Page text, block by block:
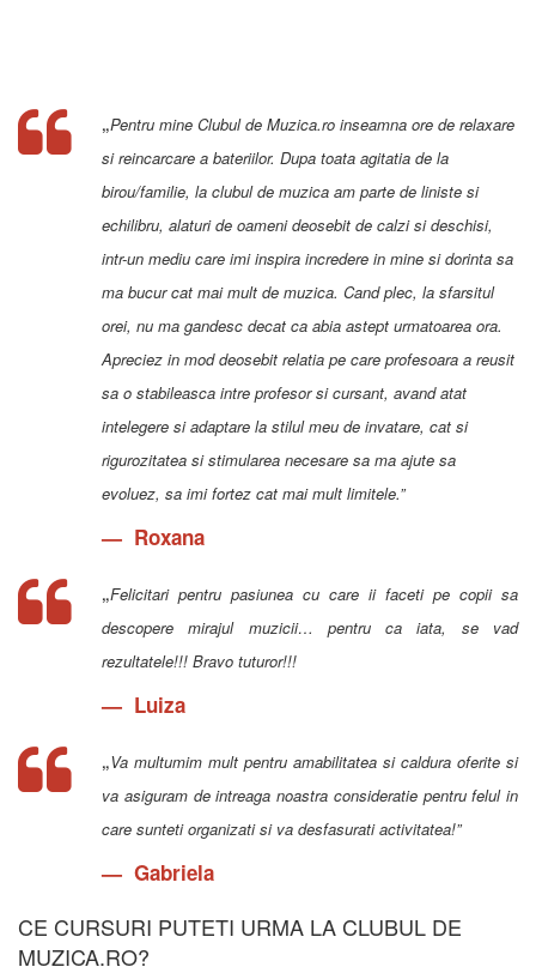
„Pentru mine Clubul de Muzica.ro inseamna ore de relaxare
si reincarcare a bateriilor. Dupa toata agitatia de la
birou/familie, la clubul de muzica am parte de liniste si
echilibru, alaturi de oameni deosebit de calzi si deschisi,
intr-un mediu care imi inspira incredere in mine si dorinta sa
ma bucur cat mai mult de muzica. Cand plec, la sfarsitul
orei, nu ma gandesc decat ca abia astept urmatoarea ora.
Apreciez in mod deosebit relatia pe care profesoara a reusit
sa o stabileasca intre profesor si cursant, avand atat
intelegere si adaptare la stilul meu de invatare, cat si
rigurozitatea si stimularea necesare sa ma ajute sa
evoluez, sa imi fortez cat mai mult limitele.”
Roxana
„Felicitari pentru pasiunea cu care ii faceti pe copii sa
descopere mirajul muzicii… pentru ca iata, se vad
rezultatele!!! Bravo tuturor!!!
Luiza
„Va multumim mult pentru amabilitatea si caldura oferite si
va asiguram de intreaga noastra consideratie pentru felul in
care sunteti organizati si va desfasurati activitatea!”
Gabriela
CE CURSURI PUTETI URMA LA CLUBUL DE
MUZICA.RO?